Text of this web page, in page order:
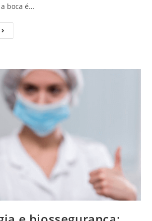
boca é…